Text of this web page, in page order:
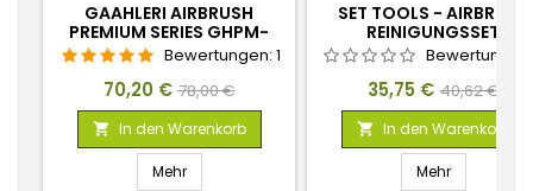
GAAHLERI AIRBRUSH
PREMIUM SERIES GHPM-
MOBIUS 0.3MM
Bewertungen: 1
Preis
70,20 € Verkaufspreis
78,00 €
 In den Warenkorb
Mehr
SET TOOLS - AIRBRUSH
REINIGUNGSSET
Preis
35,75 € 40,62 €
 In den Warenkorb
Mehr